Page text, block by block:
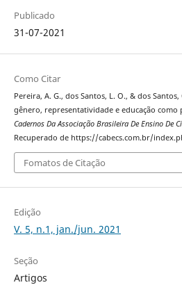
Publicado
31-07-2021
Como Citar
Pereira, A. G., dos Santos, L. O., & dos
gênero, representatividade e educação
Cadernos Da Associação Brasileira De Ensino De
Recuperado de https://cabecs.com.br/
Fomatos de Citação
Edição
V. 5, n.1, jan./jun. 2021
Seção
Artigos